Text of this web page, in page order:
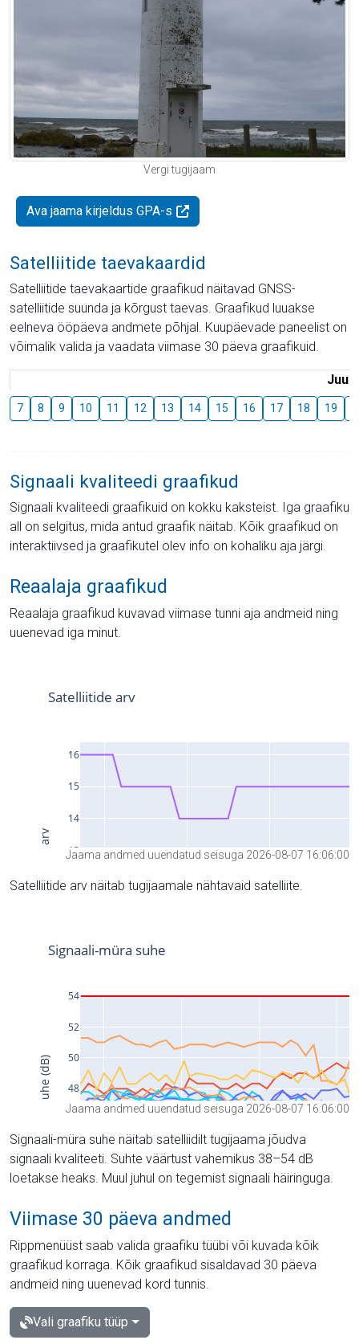
Vergi tugijaam
Ava jaama kirjeldus GPA-s
Satelliitide taevakaardid
Satelliitide taevakaartide graafikud näitavad GNSS-
satelliitide suunda ja kõrgust taevas. Graafikud luuakse
eelneva ööpäeva andmete põhjal. Kuupäevade paneelist on
võimalik valida ja vaadata viimase 30 päeva graafikuid.
Juuli
7 8 9 10 11 12 13 14 15 16 17 18 19
Signaali kvaliteedi graafikud
Signaali kvaliteedi graafikuid on kokku kaksteist. Iga graafiku
all on selgitus, mida antud graafik näitab. Kõik graafikud on
interaktiivsed ja graafikutel olev info on kohaliku aja järgi.
Reaalaja graafikud
Reaalaja graafikud kuvavad viimase tunni aja andmeid ning
uuenevad iga minut.
Jaama andmed uuendatud seisuga 2026-08-07 16:06:00
Satelliitide arv näitab tugijaamale nähtavaid satelliite.
Jaama andmed uuendatud seisuga 2026-08-07 16:06:00
Signaali-müra suhe näitab satelliidilt tugijaama jõudva
signaali kvaliteeti. Suhte väärtust vahemikus 38–54 dB
loetakse heaks. Muul juhul on tegemist signaali häiringuga.
Viimase 30 päeva andmed
Rippmenüüst saab valida graafiku tüübi või kuvada kõik
graafikud korraga. Kõik graafikud sisaldavad 30 päeva
andmeid ning uuenevad kord tunnis.
Vali graafiku tüüp